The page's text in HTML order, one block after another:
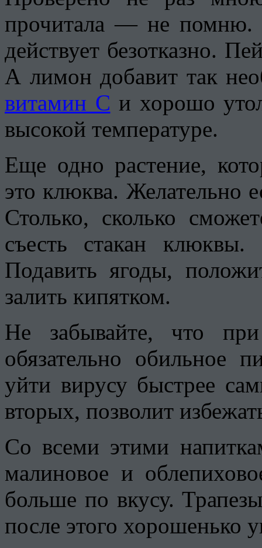
прочитала — не помню.
действует безотказно.
А лимон добавит так
витамин С и хорошо
высокой температуре.
Еще одно растение,
это клюква. Желательно
Столько, сколько
съесть стакан
Подавить ягоды,
залить кипятком.
Не забывайте, что
обязательно обильное
уйти вирусу быстрее
вторых, позволит
Со всеми этими
малиновое и
больше по вкусу.
после этого хорошенько